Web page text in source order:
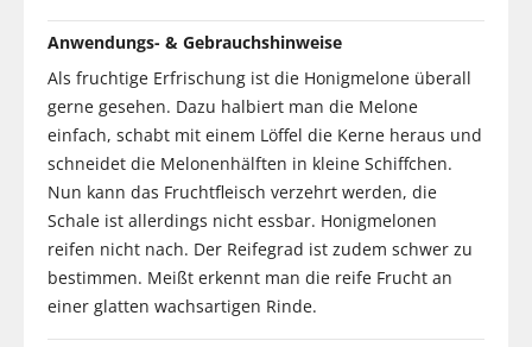
Anwendungs- & Gebrauchshinweise
Als fruchtige Erfrischung ist die Honigmelone überall
gerne gesehen. Dazu halbiert man die Melone
einfach, schabt mit einem Löffel die Kerne heraus und
schneidet die Melonenhälften in kleine Schiffchen.
Nun kann das Fruchtfleisch verzehrt werden, die
Schale ist allerdings nicht essbar. Honigmelonen
reifen nicht nach. Der Reifegrad ist zudem schwer zu
bestimmen. Meißt erkennt man die reife Frucht an
einer glatten wachsartigen Rinde.